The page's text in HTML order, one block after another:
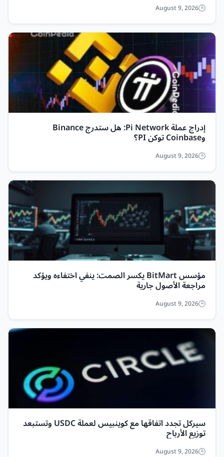
August 9, 2026
إدراج عملة Pi Network: هل ستدرج Binance
وCoinbase توكن PI؟
August 9, 2026
مؤسس BitMart يكسر الصمت: ينفي اختفاءه ويؤكد
مراجعة الأصول جارية
August 9, 2026
سيركل تجدد اتفاقها مع كوينبيس لعملة USDC وتستبعد
توزيع الأرباح
August 9, 2026